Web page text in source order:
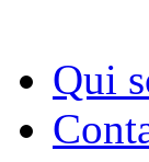
Qui